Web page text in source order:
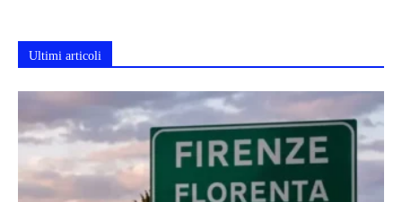
Ultimi articoli